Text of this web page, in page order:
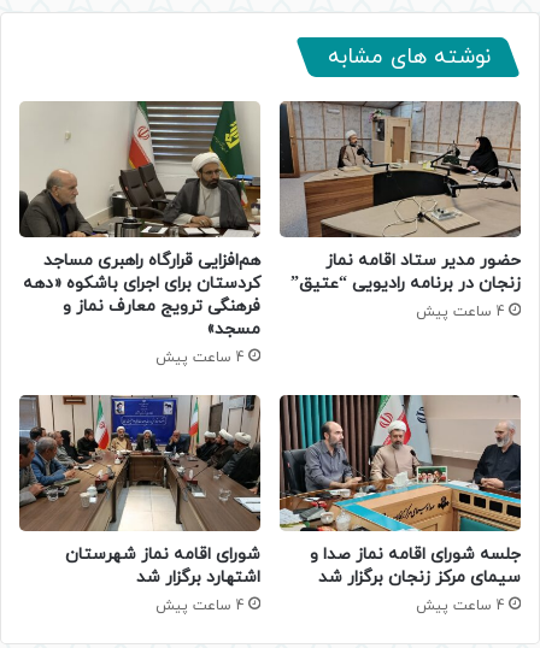
نوشته های مشابه
حضور مدیر ستاد اقامه نماز
زنجان در برنامه رادیویی “عتیق”
4 ساعت پیش
هم‌افزایی قرارگاه راهبری مساجد
کردستان برای اجرای باشکوه «دهه
فرهنگی ترویج معارف نماز و
مسجد»
4 ساعت پیش
جلسه شورای اقامه نماز صدا و
سیمای مرکز زنجان برگزار شد
4 ساعت پیش
شورای اقامه نماز شهرستان
اشتهارد برگزار شد
4 ساعت پیش